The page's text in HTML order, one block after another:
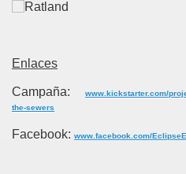
Enlaces
Campaña:
www.kickstarter.com/
the-sewers
Facebook: www.facebook.com/